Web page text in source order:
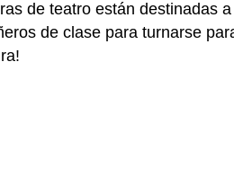
de teatro están destinadas
de clase para turnarse